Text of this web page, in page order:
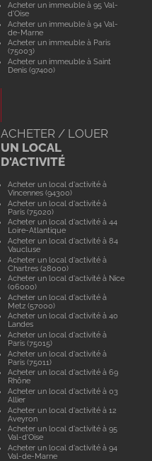
Acheter un immeuble à 95 Val-
d'Oise
Acheter un immeuble à 94 Val-
de-Marne
Acheter un immeuble à Paris
(75003)
Acheter un immeuble à Saint
Denis (97400)
ACHETER / LOUER
UN LOCAL
D'ACTIVITÉ
Acheter un local d'activité à
Vincennes (94300)
Acheter un local d'activité à
Paris (75020)
Acheter un local d'activité à 44
Loire-Atlantique
Acheter un local d'activité à 84
Vaucluse
Acheter un local d'activité à
Chartres (28000)
Acheter un local d'activité à Nice
(06000)
Acheter un local d'activité à
Metz (57000)
Acheter un local d'activité à 40
Landes
Acheter un local d'activité à
Paris (75015)
Acheter un local d'activité à
Paris (75011)
Acheter un local d'activité à 69
Rhône
Acheter un local d'activité à 03
Allier
Acheter un local d'activité à 12
Aveyron
Acheter un local d'activité à 95
Val-d'Oise
Acheter un local d'activité à 94
Val-de-Marne